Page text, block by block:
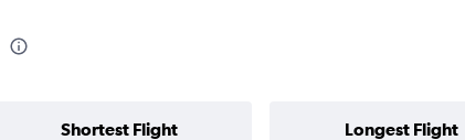
Shortest Flight Longest Flight